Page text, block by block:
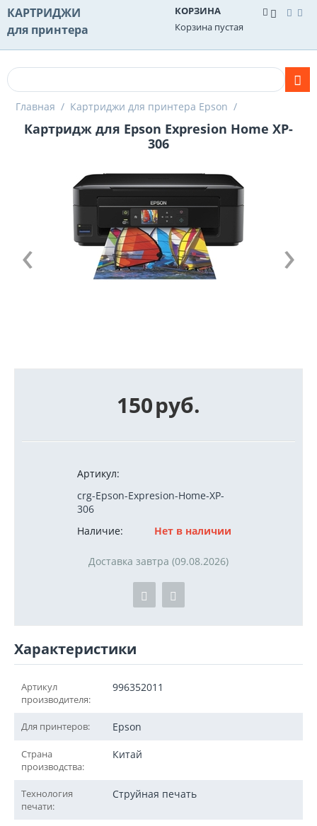
КАРТРИДЖИ
для принтера
КОРЗИНА
Корзина пустая
Главная / Картриджи для принтера Epson /
Картридж для Epson Expresion Home XP-
306
150руб.
Артикул:
crg-Epson-Expresion-Home-XP-
306
Наличие:
Нет в наличии
Доставка завтра (09.08.2026)
Характеристики
Артикул
производителя:
996352011
Для принтеров: Epson
Страна
производства:
Китай
Технология
печати:
Струйная печать